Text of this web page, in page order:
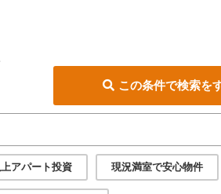
この条件で検索を
アパート投資 現況満室で安心物件